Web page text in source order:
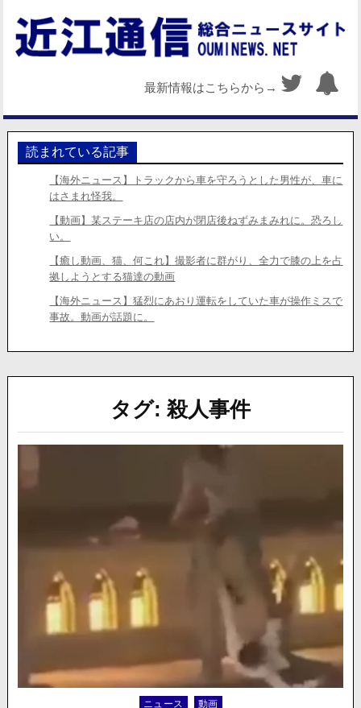
最新情報はこちらから→
読まれている記事
【海外ニュース】トラックから車を守ろうとした男性が、車に
はさまれ怪我。
【動画】某ステーキ店の店内が閉店後ねずみまみれに。恐ろし
い。
【癒し動画、猫、何これ】撮影者に群がり、全力で膝の上を占
拠しようとする猫達の動画
【海外ニュース】猛烈にあおり運転をしていた車が操作ミスで
事故。動画が話題に。
タグ: 殺人事件
Posted
ニュース 動画